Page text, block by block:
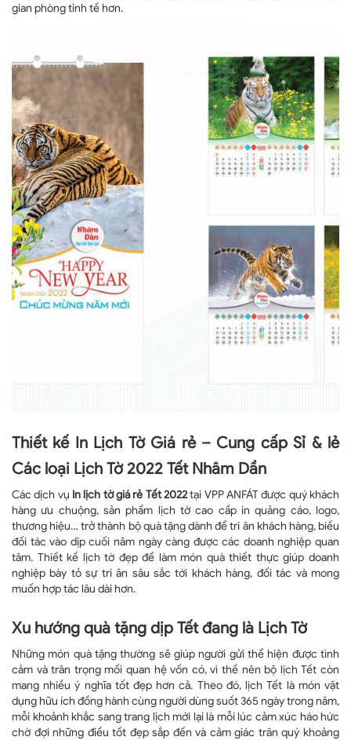
gian phòng tinh tế hơn.
Thiết kế In Lịch Tờ Giá rẻ – Cung cấp Sỉ & lẻ
Các loại Lịch Tờ 2022 Tết Nhâm Dần
Các dịch vụ In lịch tờ giá rẻ Tết 2022tại VPP ANFÁT được quý khách
hàng ưu chuộng, sản phẩm lịch tờ cao cấp in quảng cáo, logo,
thương hiệu… trở thành bộ quà tặng dành để tri ân khách hàng, biếu
đối tác vào dịp cuối năm ngày càng được các doanh nghiệp quan
tâm. Thiết kế lịch tờ đẹp để làm món quà thiết thực giúp doanh
nghiệp bày tỏ sự tri ân sâu sắc tới khách hàng, đối tác và mong
muốn hợp tác lâu dài hơn.
Xu hướng quà tặng dịp Tết đang là Lịch Tờ
Những món quà tặng thường sẽ giúp người gửi thể hiện được tình
cảm và trân trọng mối quan hệ vốn có, vì thế nên bộ lịch Tết còn
mang nhiều ý nghĩa tốt đẹp hơn cả. Theo đó, lịch Tết là món vật
dụng hữu ích đồng hành cùng người dùng suốt 365 ngày trong năm,
mỗi khoảnh khắc sang trang lịch mới lại là mỗi lúc cảm xúc háo hức
chờ đợi những điều tốt đẹp sắp đến và cảm giác trân quý khoảng